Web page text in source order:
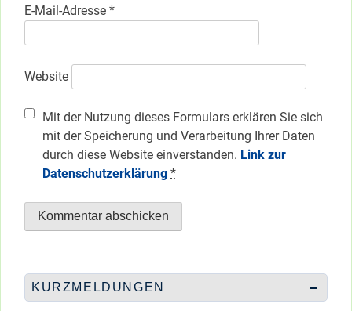
E-Mail-Adresse *
Website
Mit der Nutzung dieses Formulars erklären Sie sich
mit der Speicherung und Verarbeitung Ihrer Daten
durch diese Website einverstanden. Link zur
Datenschutzerklärung *
KURZMELDUNGEN